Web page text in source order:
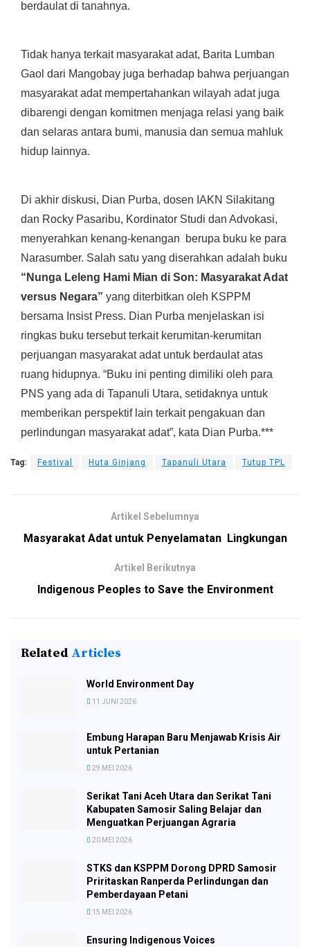
berdaulat di tanahnya.
Tidak hanya terkait masyarakat adat, Barita Lumban
Gaol dari Mangobay juga berhadap bahwa perjuangan
masyarakat adat mempertahankan wilayah adat juga
dibarengi dengan komitmen menjaga relasi yang baik
dan selaras antara bumi, manusia dan semua mahluk
hidup lainnya.
Di akhir diskusi, Dian Purba, dosen IAKN Silakitang
dan Rocky Pasaribu, Kordinator Studi dan Advokasi,
menyerahkan kenang-kenangan berupa buku ke para
Narasumber. Salah satu yang diserahkan adalah buku
“Nunga Leleng Hami Mian di Son: Masyarakat Adat
versus Negara” yang diterbitkan oleh KSPPM
bersama Insist Press. Dian Purba menjelaskan isi
ringkas buku tersebut terkait kerumitan-kerumitan
perjuangan masyarakat adat untuk berdaulat atas
ruang hidupnya. “Buku ini penting dimiliki oleh para
PNS yang ada di Tapanuli Utara, setidaknya untuk
memberikan perspektif lain terkait pengakuan dan
perlindungan masyarakat adat”, kata Dian Purba.***
Tag: Festival Huta Ginjang Tapanuli Utara Tutup TPL
Artikel Sebelumnya
Masyarakat Adat untuk Penyelamatan Lingkungan
Artikel Berikutnya
Indigenous Peoples to Save the Environment
Related Articles
World Environment Day
11 JUNI 2026
Embung Harapan Baru Menjawab Krisis Air
untuk Pertanian
29 MEI 2026
Serikat Tani Aceh Utara dan Serikat Tani
Kabupaten Samosir Saling Belajar dan
Menguatkan Perjuangan Agraria
20 MEI 2026
STKS dan KSPPM Dorong DPRD Samosir
Priritaskan Ranperda Perlindungan dan
Pemberdayaan Petani
15 MEI 2026
Ensuring Indigenous Voices